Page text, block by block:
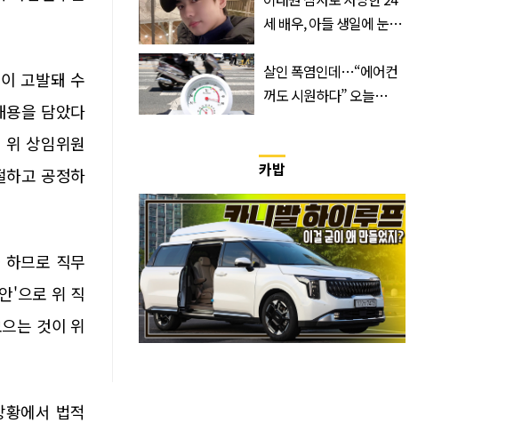
고발돼 수
용을 담았다
상임위원
하고 공정하
므로 직무
'으로 위 직
는 것이 위
에서 법적
세 배우, 아들 생일에 눈물
살인 폭염인데…“에어컨
꺼도 시원하다” 오늘
카밥